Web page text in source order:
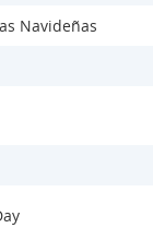
Navideñas